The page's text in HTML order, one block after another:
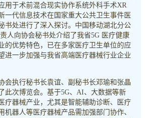
用于术前混合现实协作系统外科手术XR
一代信息技术在国家重大公共卫生事件医
书处进行了深入探讨。中国移动湖北分公
人向协会秘书处介绍了我省5G 医疗健康
的优势特色，已在多家医疗卫生单位的应
进一步加强与我省高端医疗器械行业企业
会执行秘书长袁谊、副秘书长邓瑜和张晶
此次博览会。基于5G、AI、大数据等新
疗器械产业，尤其是智能辅助诊断、医疗
机器人等医疗器械产品需加强部门协作、